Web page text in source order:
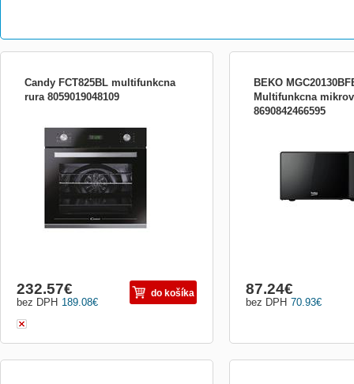
Candy FCT825BL multifunkcna
rura 8059019048109
l, dotykový displej, zamačkávací knoflíky,
7 programů + světlo, pravý horký vzduch,
Cooklight, minutka, nerezové drátěné
pojezdy, teleskopické výsuvy, Aquactiva,
dětská pojistka, 2 plechy (15, 50 mm), 1
rošt, roz
189.08€
bez DPH
232.57€ do košíka
BEKO
Multifunkcna
8690842466595
ovládání; 10
70.93€
bez DPH
87.24€